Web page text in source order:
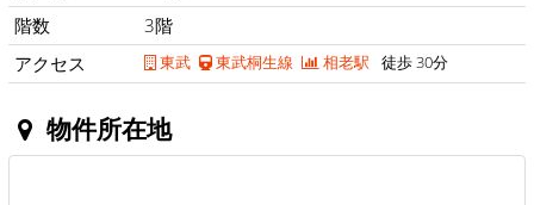
階数
3階
アクセス
東武 東武桐生線 相老駅 徒歩 30分
物件所在地